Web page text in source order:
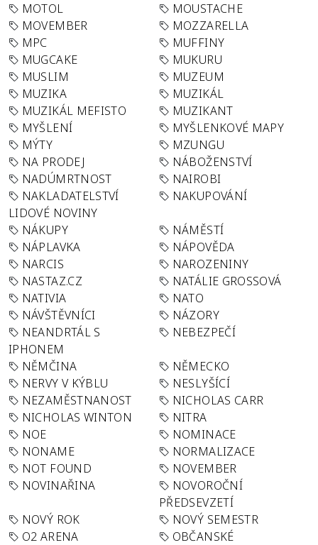
MOTOL
MOUSTACHE
MOVEMBER
MOZZARELLA
MPC
MUFFINY
MUGCAKE
MUKURU
MUSLIM
MUZEUM
MUZIKA
MUZIKÁL
MUZIKÁL MEFISTO
MUZIKANT
MYŠLENÍ
MYŠLENKOVÉ MAPY
MÝTY
MZUNGU
NA PRODEJ
NÁBOŽENSTVÍ
NADÚMRTNOST
NAIROBI
NAKLADATELSTVÍ
LIDOVÉ NOVINY
NAKUPOVÁNÍ
NÁKUPY
NÁMĚSTÍ
NÁPLAVKA
NÁPOVĚDA
NARCIS
NAROZENINY
NASTAZ.CZ
NATÁLIE GROSSOVÁ
NATIVIA
NATO
NÁVŠTĚVNÍCI
NÁZORY
NEANDRTÁL S
IPHONEM
NEBEZPEČÍ
NĚMČINA
NĚMECKO
NERVY V KÝBLU
NESLYŠÍCÍ
NEZAMĚSTNANOST
NICHOLAS CARR
NICHOLAS WINTON
NITRA
NOE
NOMINACE
NONAME
NORMALIZACE
NOT FOUND
NOVEMBER
NOVINAŘINA
NOVOROČNÍ
PŘEDSEVZETÍ
NOVÝ ROK
NOVÝ SEMESTR
O2 ARENA
OBČANSKÉ